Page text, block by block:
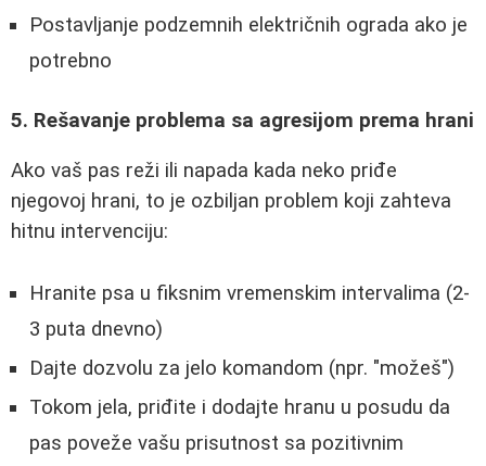
Postavljanje podzemnih električnih ograda ako je
potrebno
5. Rešavanje problema sa agresijom prema hrani
Ako vaš pas reži ili napada kada neko priđe
njegovoj hrani, to je ozbiljan problem koji zahteva
hitnu intervenciju:
Hranite psa u fiksnim vremenskim intervalima (2-
3 puta dnevno)
Dajte dozvolu za jelo komandom (npr. "možeš")
Tokom jela, priđite i dodajte hranu u posudu da
pas poveže vašu prisutnost sa pozitivnim